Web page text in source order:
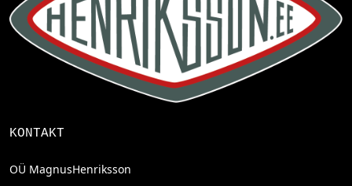
KONTAKT
OÜ MagnusHenriksson